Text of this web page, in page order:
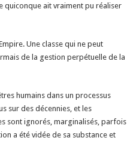
quiconque ait vraiment pu réaliser
Une classe qui ne peut
de la gestion perpétuelle de la
humains dans un processus
sur des décennies, et les
sont ignorés, marginalisés, parfois
a été vidée de sa substance et